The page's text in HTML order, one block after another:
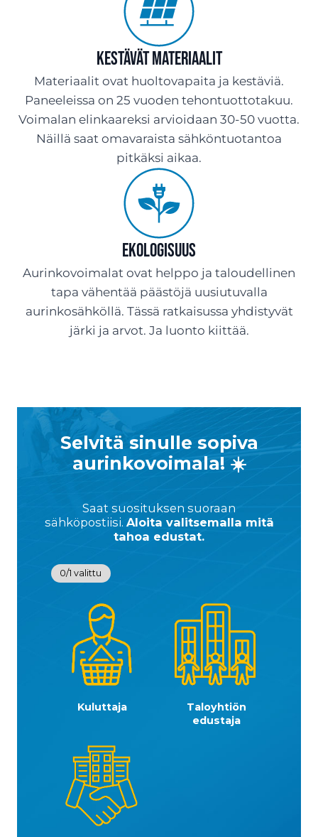
Kestävät materiaalit
Materiaalit ovat huoltovapaita ja kestäviä.
Paneeleissa on 25 vuoden tehontuottotakuu.
Voimalan elinkaareksi arvioidaan 30-50 vuotta.
Näillä saat omavaraista sähköntuotantoa
pitkäksi aikaa.
Ekologisuus
Aurinkovoimalat ovat helppo ja taloudellinen
tapa vähentää päästöjä uusiutuvalla
aurinkosähköllä. Tässä ratkaisussa yhdistyvät
järki ja arvot. Ja luonto kiittää.